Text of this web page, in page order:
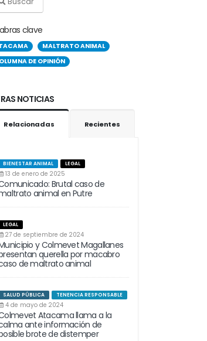
clave
MALTRATO ANIMAL
DE OPINIÓN
NOTICIAS
Relacionadas Recientes
BIENESTAR ANIMAL LEGAL
13 de enero de 2025
Brutal caso de
animal en Putre
LEGAL
27 de septiembre de 2024
y Colmevet Magallanes
querella por macabro
de maltrato animal
SALUD PÚBLICA TENENCIA RESPONSABLE
4 de mayo de 2024
Atacama llama a la
ante información de
brote de distemper